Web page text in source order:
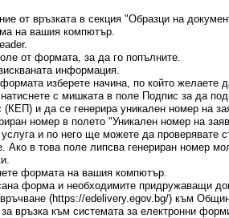
от връзката в секция "Образци на
на вашия компютър.
от формата, за да го попълните.
информация.
изберете начина, по който желаете
с мишката в поле Подпис за да
и да се генерира уникален номер на
номер в полето "Уникален номер на
и по него ще можете да проверявате
в това поле липсва генериран номер
формата на вашия компютър.
форма и необходимите придружаващи
връчване (https://edelivery.egov.bg/) към
връзка към системата за електронни